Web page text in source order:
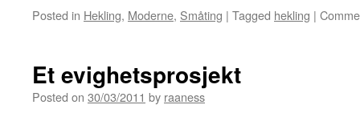
Posted in Hekling, Moderne, Småting | Tagged hekling |
Et evighetsprosjekt
Posted on 30/03/2011 by raaness